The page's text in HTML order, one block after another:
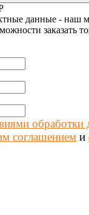
данные - наш
заказать
обработки
соглашением и